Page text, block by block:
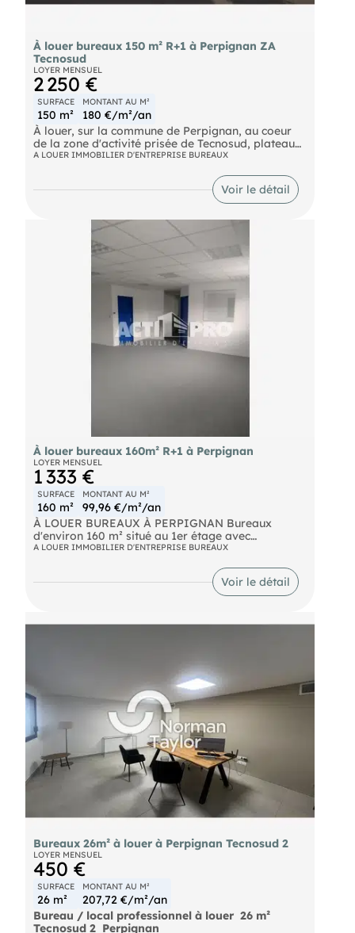
À louer bureaux 150 m² R+1 à Perpignan ZA
Tecnosud
LOYER MENSUEL
2 250 €
SURFACE
150 m²
MONTANT AU M²
180 €/m²/an
À louer, sur la commune de Perpignan, au coeur
de la zone d'activité prisée de Tecnosud, plateau
en 1er étage d'environ 150 m² aménagé et
d'un espace d'accueil / salle d'attente et de
sanitaires. 6 places de stationnement attribuées.
Renseignements sur demande. Pour découvrir
d'autres biens, rendez-vous sur notre site !
A LOUER IMMOBILIER D'ENTREPRISE BUREAUX
Voir le détail
À louer bureaux 160m² R+1 à Perpignan
LOYER MENSUEL
1 333 €
SURFACE
160 m²
MONTANT AU M²
99,96 €/m²/an
À LOUER BUREAUX À PERPIGNAN Bureaux
d'environ 160 m² situé au 1er étage avec
ascenseur, composé de deux open space, un
bon état général, climatisé, câblés. Libre 1er
septembre 2026 7 places de parking
Renseignements sur demande. Pour découvrir
A LOUER IMMOBILIER D'ENTREPRISE BUREAUX
Voir le détail
Bureaux 26m² à louer à Perpignan Tecnosud 2
LOYER MENSUEL
450 €
SURFACE
26 m²
MONTANT AU M²
207,72 €/m²/an
Bureau / local professionnel à louer  26 m² 
Tecnosud 2  Perpignan